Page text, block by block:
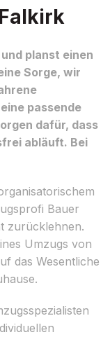
planst einen
Sorge, wir
passende
dafür, dass
abläuft. Bei
Bauer
zurücklehnen.
Umzugs von
das Wesentliche